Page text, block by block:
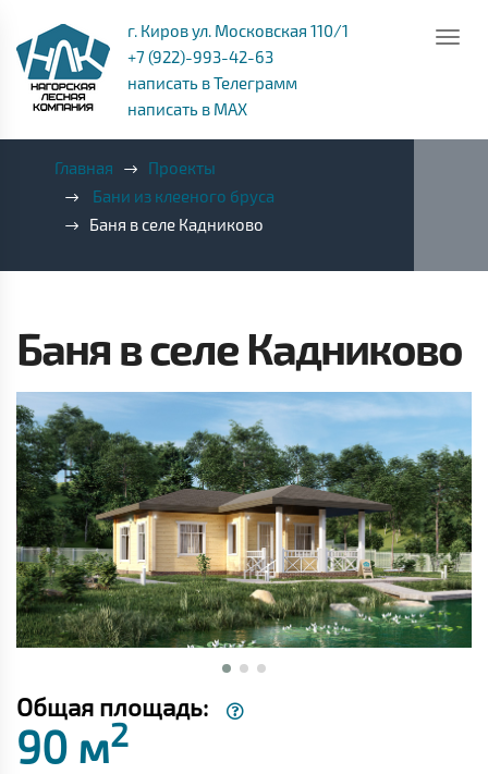
г. Киров ул. Московская 110/1
+7 (922)-993-42-63
написать в Телеграмм
написать в MAX
Главная
Проекты
Бани из клееного бруса
Баня в селе Кадниково
Баня в селе Кадниково
Общая площадь:
90 м2